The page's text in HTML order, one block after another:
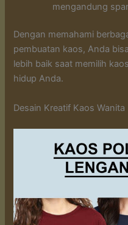
mengandung
Dengan memahami
pembuatan kaos, Anda
lebih baik saat memilih
hidup Anda.
Desain Kreatif Kaos Wanita